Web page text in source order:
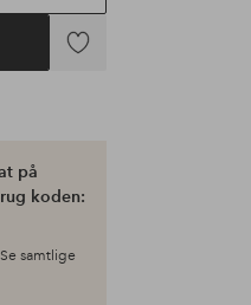
Tilføj
på
koden:
samtlige